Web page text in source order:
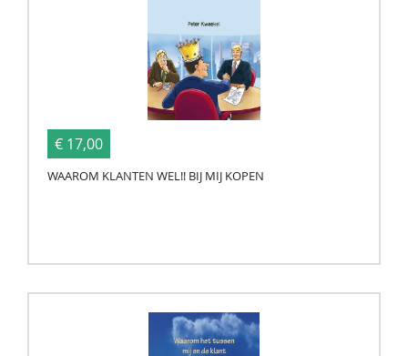
€ 17,00
WAAROM KLANTEN WEL!! BIJ MIJ KOPEN